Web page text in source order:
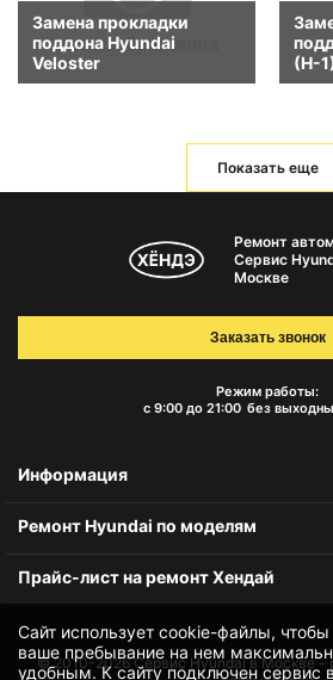
Замена прокладки
поддона Hyundai
Veloster
(H-
Показать еще
Сайт использует cookie-файлы, чтобы
ваше пребывание на нем
удобным. К cайту подключен сервис
Ремонт
Сервис
Москве
Режим работы:
с 9:00 до 21:00 без
Заказать звонок
Информация
Ремонт Hyundai по моделям
Прайс-лист на ремонт Хендай
© 2010-2026Сервис Hyundai в Москве –